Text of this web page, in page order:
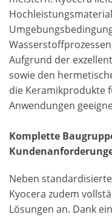
Aufgrund der
sowie den
die Keramikprodukte
Anwendungen
Komplette
Neben
Kyocera zudem
Lösungen an. Dank